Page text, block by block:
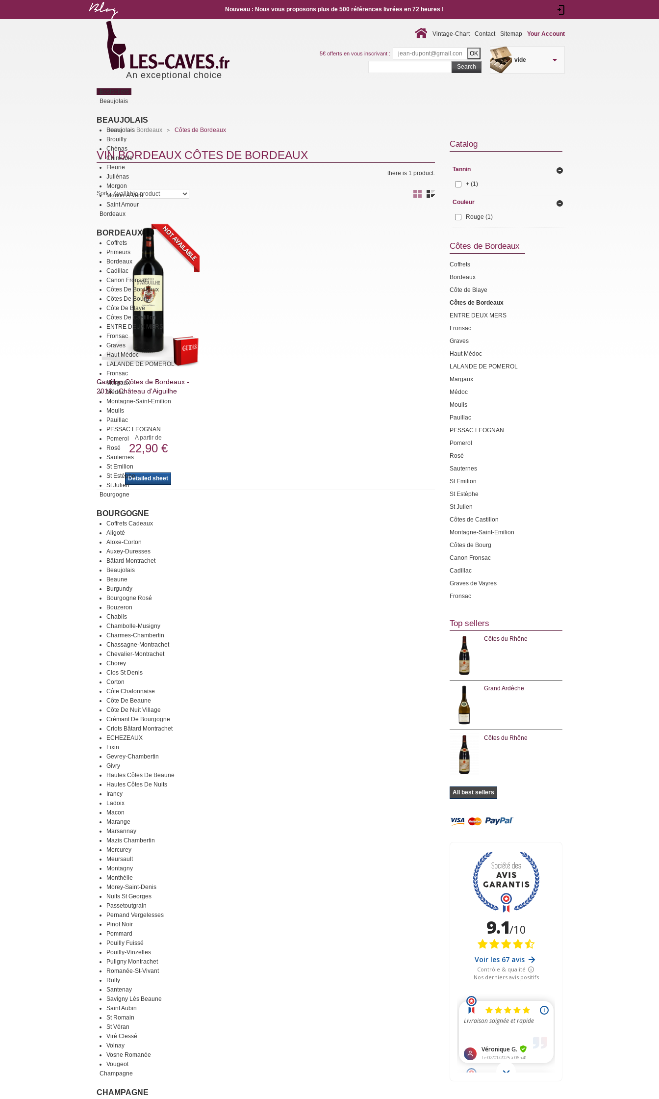
An exceptional choice
Bestsellers
Beaujolais
BEAUJOLAIS
Beaujolais
Brouilly
Chénas
Chirouble
Fleurie
Juliénas
Morgon
Moulin À Vent
Saint Amour
Bordeaux
BORDEAUX
Coffrets
Primeurs
Bordeaux
Cadillac
Canon Fronsac
Côtes De Bordeaux
Côtes De Bourg
Côte De Blaye
Côtes De Castillon
ENTRE DEUX MERS
Fronsac
Graves
Haut Médoc
LALANDE DE POMEROL
Fronsac
Margaux
Médoc
Montagne-Saint-Emilion
Moulis
Pauillac
PESSAC LEOGNAN
Pomerol
Rosé
Sauternes
St Emilion
St Estèphe
St Julien
Bourgogne
BOURGOGNE
Coffrets Cadeaux
Aligoté
Aloxe-Corton
Auxey-Duresses
Bâtard Montrachet
Beaujolais
Beaune
Burgundy
Bourgogne Rosé
Bouzeron
Chablis
Chambolle-Musigny
Charmes-Chambertin
Chassagne-Montrachet
Chevalier-Montrachet
Chorey
Clos St Denis
Corton
Côte Chalonnaise
Côte De Beaune
Côte De Nuit Village
Crémant De Bourgogne
Criots Bâtard Montrachet
ECHEZEAUX
Fixin
Gevrey-Chambertin
Givry
Hautes Côtes De Beaune
Hautes Côtes De Nuits
Irancy
Ladoix
Macon
Marange
Marsannay
Mazis Chambertin
Mercurey
Meursault
Montagny
Monthélie
Morey-Saint-Denis
Nuits St Georges
Passetoutgrain
Pernand Vergelesses
Pinot Noir
Pommard
Pouilly Fuissé
Pouilly-Vinzelles
Puligny Montrachet
Romanée-St-Vivant
Rully
Santenay
Savigny Lès Beaune
Saint Aubin
St Romain
St Véran
Viré Clessé
Volnay
Vosne Romanée
Vougeot
Champagne
CHAMPAGNE
vide
Vintage-Chart Contact Sitemap Your Account
Nouveau : Nous vous proposons plus de 500 références livrées en 72 heures !
Search
5€ offerts en vous inscrivant :
Home
Bordeaux
Côtes de Bordeaux
VIN BORDEAUX CÔTES DE BORDEAUX
there is 1 product.
Sort
Castillon Côtes de Bordeaux -
2016 - Château d'Aiguilhe
A partir de
22,90 €
Detailed sheet
Catalog
Tannin
+ (1)
Couleur
Rouge (1)
Côtes de Bordeaux
Coffrets
Bordeaux
Côte de Blaye
Côtes de Bordeaux
ENTRE DEUX MERS
Fronsac
Graves
Haut Médoc
LALANDE DE POMEROL
Margaux
Médoc
Moulis
Pauillac
PESSAC LEOGNAN
Pomerol
Rosé
Sauternes
St Emilion
St Estèphe
St Julien
Côtes de Castillon
Montagne-Saint-Emilion
Côtes de Bourg
Canon Fronsac
Cadillac
Graves de Vayres
Fronsac
Top sellers
Côtes du Rhône
Grand Ardèche
Côtes du Rhône
All best sellers